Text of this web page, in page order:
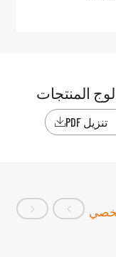
المنتجات
تنزيل PDF 